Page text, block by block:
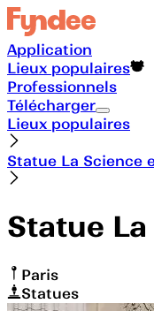
Application
Lieux populaires
Professionnels
Télécharger
Lieux populaires
Statue La Science
Statue
Paris
Statues